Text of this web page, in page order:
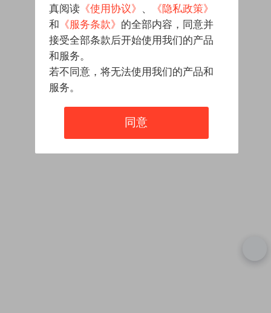
真阅读 《使用协议》 、
《隐私政策》
和 《服务条款》 的全部内容，同意并
接受全部条款后开始使用我们的产品
和服务。
若不同意，将无法使用我们的产品和
服务。
同意